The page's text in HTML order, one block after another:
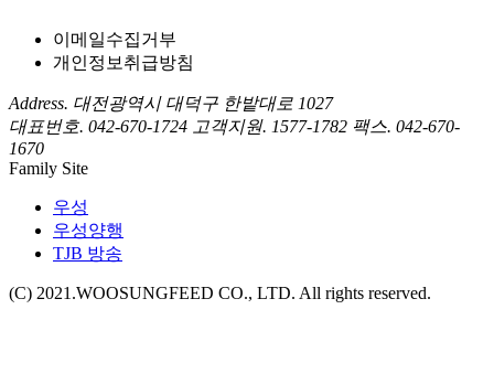
이메일수집거부
개인정보취급방침
Address. 대전광역시 대덕구 한밭대로 1027
대표번호. 042-670-1724 고객지원. 1577-1782 팩스. 042-670-
1670
Family Site
우성
우성양행
TJB 방송
(C) 2021.WOOSUNGFEED CO., LTD. All rights reserved.